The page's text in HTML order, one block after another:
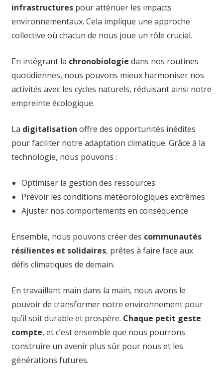
infrastructurespour atténuer les impacts
environnementaux. Cela implique une approche
collective où chacun de nous joue un rôle crucial.
En intégrant la chronobiologie dans nos routines
quotidiennes, nous pouvons mieux harmoniser nos
activités avec les cycles naturels, réduisant ainsi notre
empreinte écologique.
La digitalisation offre des opportunités inédites
pour faciliter notre adaptation climatique. Grâce à la
technologie, nous pouvons :
Optimiser la gestion des ressources
Prévoir les conditions météorologiques extrêmes
Ajuster nos comportements en conséquence
Ensemble, nous pouvons créer des communautés
résilientes et solidaires, prêtes à faire face aux
défis climatiques de demain.
En travaillant main dans la main, nous avons le
pouvoir de transformer notre environnement pour
qu’il soit durable et prospère. Chaque petit geste
compte, et c’est ensemble que nous pourrons
construire un avenir plus sûr pour nous et les
générations futures.